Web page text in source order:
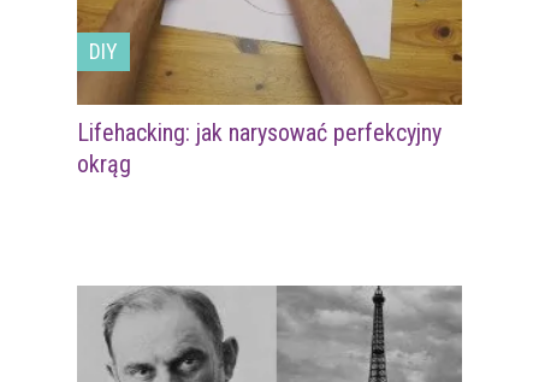
DIY
Lifehacking: jak narysować perfekcyjny
okrąg